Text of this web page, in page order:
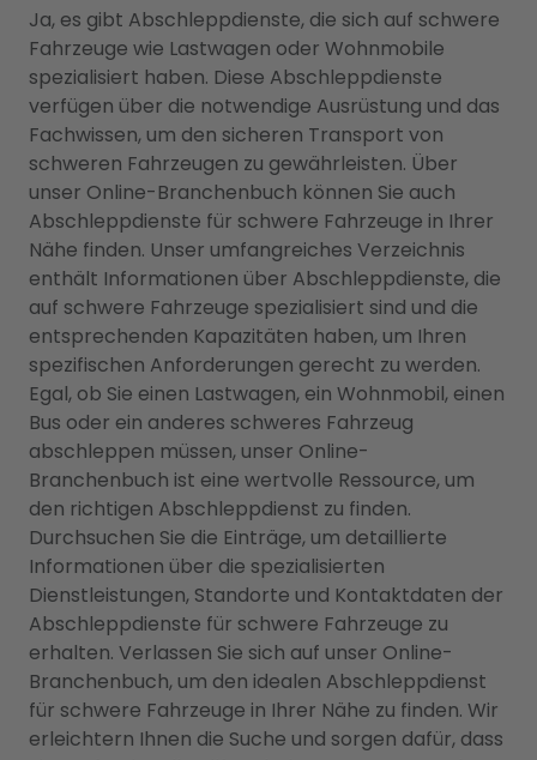
Ja, es gibt Abschleppdienste, die sich auf schwere
Fahrzeuge wie Lastwagen oder Wohnmobile
spezialisiert haben. Diese Abschleppdienste
verfügen über die notwendige Ausrüstung und das
Fachwissen, um den sicheren Transport von
schweren Fahrzeugen zu gewährleisten. Über
unser Online-Branchenbuch können Sie auch
Abschleppdienste für schwere Fahrzeuge in Ihrer
Nähe finden. Unser umfangreiches Verzeichnis
enthält Informationen über Abschleppdienste, die
auf schwere Fahrzeuge spezialisiert sind und die
entsprechenden Kapazitäten haben, um Ihren
spezifischen Anforderungen gerecht zu werden.
Egal, ob Sie einen Lastwagen, ein Wohnmobil, einen
Bus oder ein anderes schweres Fahrzeug
abschleppen müssen, unser Online-
Branchenbuch ist eine wertvolle Ressource, um
den richtigen Abschleppdienst zu finden.
Durchsuchen Sie die Einträge, um detaillierte
Informationen über die spezialisierten
Dienstleistungen, Standorte und Kontaktdaten der
Abschleppdienste für schwere Fahrzeuge zu
erhalten. Verlassen Sie sich auf unser Online-
Branchenbuch, um den idealen Abschleppdienst
für schwere Fahrzeuge in Ihrer Nähe zu finden. Wir
erleichtern Ihnen die Suche und sorgen dafür, dass